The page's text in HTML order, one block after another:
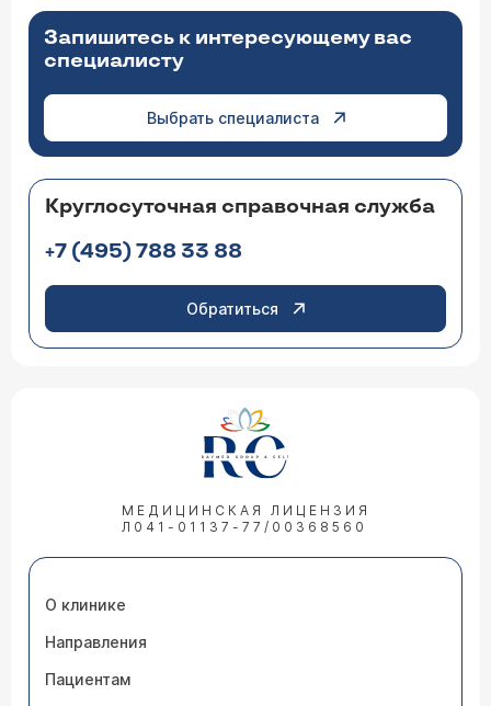
Запишитесь к интересующему вас
специалисту
Выбрать специалиста
Круглосуточная справочная служба
+7 (495) 788 33 88
Обратиться
МЕДИЦИНСКАЯ ЛИЦЕНЗИЯ
Л041-01137-77/00368560
О клинике
Направления
Пациентам